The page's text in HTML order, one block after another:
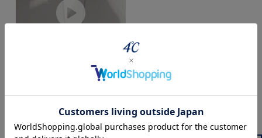
ネックレスの着用方法